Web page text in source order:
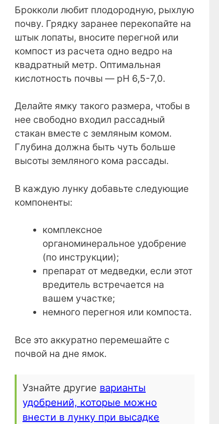
Брокколи любит плодородную, рыхлую
почву. Грядку заранее перекопайте на
штык лопаты, вносите перегной или
компост из расчета одно ведро на
квадратный метр. Оптимальная
кислотность почвы — pH 6,5-7,0.
Делайте ямку такого размера, чтобы в
нее свободно входил рассадный
стакан вместе с земляным комом.
Глубина должна быть чуть больше
высоты земляного кома рассады.
В каждую лунку добавьте следующие
компоненты:
комплексное
органоминеральное удобрение
(по инструкции);
препарат от медведки, если этот
вредитель встречается на
вашем участке;
немного перегноя или компоста.
Все это аккуратно перемешайте с
почвой на дне ямок.
Узнайте другие варианты
удобрений, которые можно
внести в лунку при высадке